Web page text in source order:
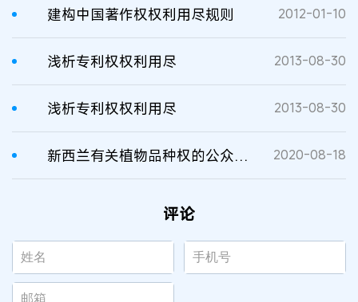
建构中国著作权权利用尽规则 2012-01-10
浅析专利权权利用尽 2013-08-30
浅析专利权权利用尽 2013-08-30
新西兰有关植物品种权的公众咨询即将举行 2020-08-18
评论